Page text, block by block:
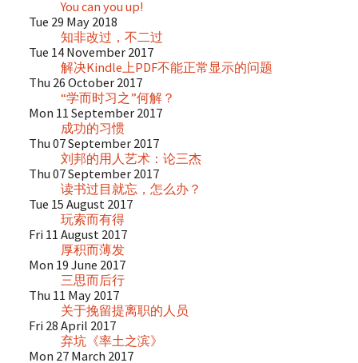
You can you up!
Tue 29 May 2018
知非改过，不二过
Tue 14 November 2017
解决Kindle上PDF不能正常显示的问题
Thu 26 October 2017
“学而时习之”何解？
Mon 11 September 2017
成功的习惯
Thu 07 September 2017
刘邦的用人艺术：论三杰
Thu 07 September 2017
读书过目就忘，怎么办？
Tue 15 August 2017
玩索而有得
Fri 11 August 2017
厚积而薄发
Mon 19 June 2017
三思而后行
Thu 11 May 2017
关于挽留提离职的人员
Fri 28 April 2017
弃坑《率土之滨》
Mon 27 March 2017